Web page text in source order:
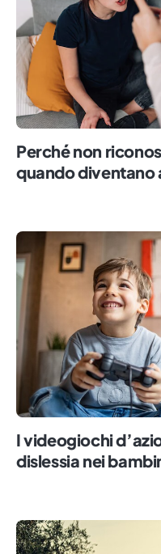
Perché non
quando diventano
I videogiochi
dislessia nei